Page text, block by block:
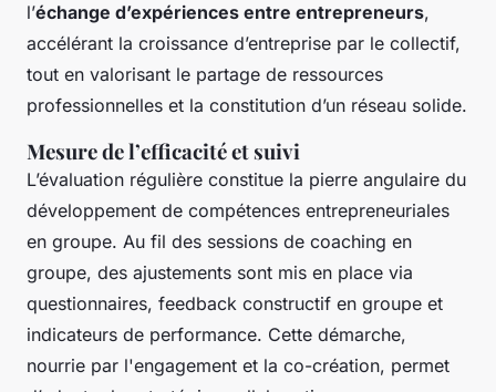
l’échange d’expériences entre entrepreneurs,
accélérant la croissance d’entreprise par le collectif,
tout en valorisant le partage de ressources
professionnelles et la constitution d’un réseau solide.
Mesure de l’efficacité et suivi
L’évaluation régulière constitue la pierre angulaire du
développement de compétences entrepreneuriales
en groupe. Au fil des sessions de coaching en
groupe, des ajustements sont mis en place via
questionnaires, feedback constructif en groupe et
indicateurs de performance. Cette démarche,
nourrie par l'engagement et la co-création, permet